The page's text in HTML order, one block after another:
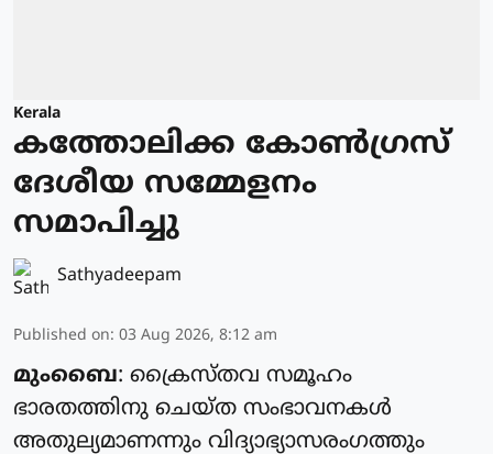
Kerala
കത്തോലിക്ക കോൺഗ്രസ്
ദേശീയ സമ്മേളനം
സമാപിച്ചു
Sathyadeepam
Published on: 03 Aug 2026, 8:12 am
മുംബൈ: ക്രൈസ്‌തവ സമൂഹം
ഭാരതത്തിനു ചെയ്‌ത സംഭാവനകൾ
അതുല്യമാണന്നും വിദ്യാഭ്യാസരംഗത്തും